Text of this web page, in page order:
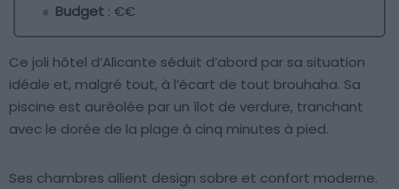
Budget : €€
Ce joli hôtel d’Alicante séduit d’abord par sa situation
idéale et, malgré tout, à l’écart de tout brouhaha. Sa
piscine est auréolée par un îlot de verdure, tranchant
avec le dorée de la plage à cinq minutes à pied.
Ses chambres allient design sobre et confort moderne.